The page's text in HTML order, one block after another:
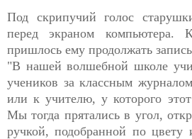
Под скрипучий голос
перед экраном компьютера.
пришлось ему продолжать
"В нашей волшебной школе
учеников за классным
или к учителю, у которого
Мы тогда прятались в угол,
ручкой, подобранной по цвету